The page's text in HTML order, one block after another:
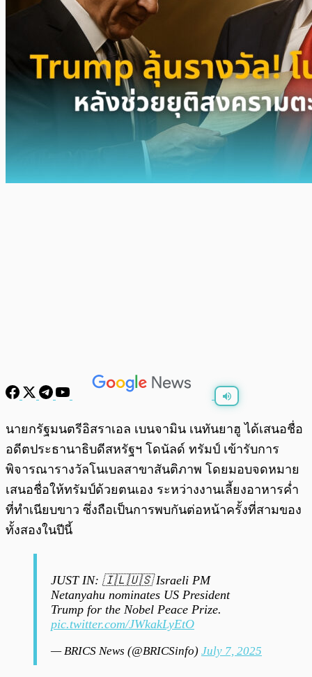
พร้อมเล่น 0:00 /
นายกรัฐมนตรีอิสราเอล เบนจามิน เนทันยาฮู ได้เสนอชื่อ
อดีตประธานาธิบดีสหรัฐฯ โดนัลด์ ทรัมป์ เข้ารับการ
พิจารณารางวัลโนเบลสาขาสันติภาพ โดยมอบจดหมาย
เสนอชื่อให้ทรัมป์ด้วยตนเอง ระหว่างงานเลี้ยงอาหารค่ำ
ที่ทำเนียบขาว ซึ่งถือเป็นการพบกันต่อหน้าครั้งที่สามของ
ทั้งสองในปีนี้
JUST IN: 🇮🇱🇺🇸 Israeli PM
Netanyahu nominates US President
Trump for the Nobel Peace Prize.
pic.twitter.com/JWkakLyEtO
— BRICS News (@BRICSinfo) July 7, 2025